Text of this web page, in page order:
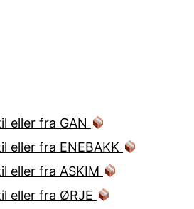
eller fra GAN
eller fra ENEBAKK
eller fra ASKIM
eller fra ØRJE